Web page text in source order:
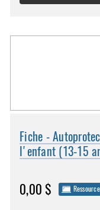
Fiche -
l'enfant (13-15
0,00 $